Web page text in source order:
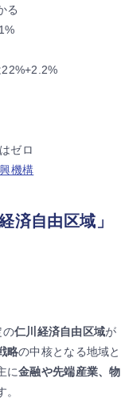
る
ゼロ
機構
済自由区域」
の仁川経済自由区域が
略の中核となる地域と
に金融や先端産業、物
。